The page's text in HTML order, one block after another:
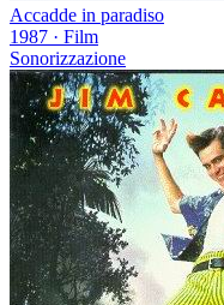
Accadde in paradiso
1987 · Film
Sonorizzazione